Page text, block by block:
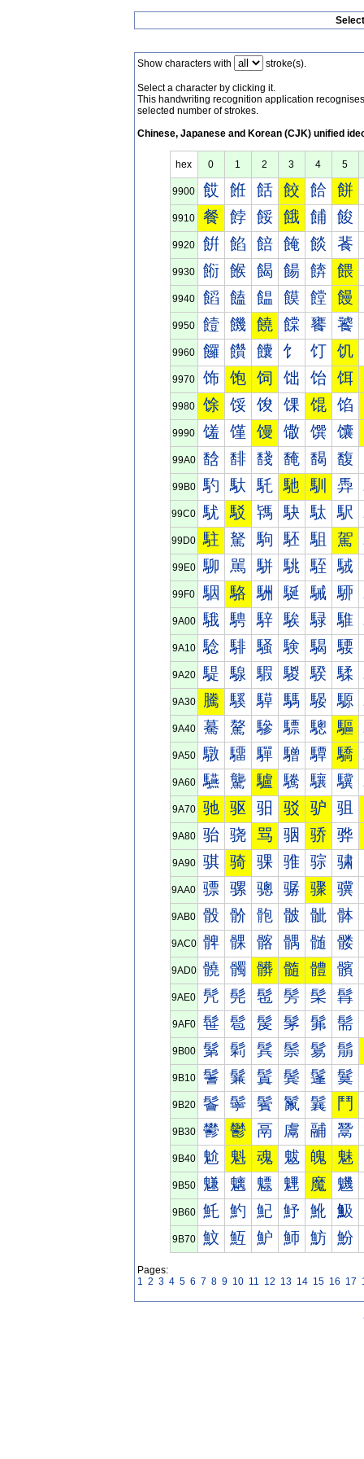
Show characters with stroke(s).
Select a character by clicking it.
This handwriting recognition application
selected number of strokes.
Chinese, Japanese and Korean (CJK) unified
hex 0 1 2 3 4 5
9900 餀 餁 餂 餃 餄 餅
9910 餐 餑 餒 餓 餔 餕
9920 餠 餡 餢 餣 餤 餥
9930 餰 餱 餲 餳 餴 餵
9940 饀 饁 饂 饃 饄 饅
9950 饐 饑 饒 饓 饔 饕
9960 饠 饡 饢 饣 饤 饥
9970 饰 饱 饲 饳 饴 饵
9980 馀 馁 馂 馃 馄 馅
9990 馐 馑 馒 馓 馔 馕
99A0 馠 馡 馢 馣 馤 馥
99B0 馰 馱 馲 馳 馴 馵
99C0 駀 駁 駂 駃 駄 駅
99D0 駐 駑 駒 駓 駔 駕
99E0 駠 駡 駢 駣 駤 駥
99F0 駰 駱 駲 駳 駴 駵
9A00 騀 騁 騂 騃 騄 騅
9A10 騐 騑 騒 験 騔 騕
9A20 騠 騡 騢 騣 騤 騥
9A30 騰 騱 騲 騳 騴 騵
9A40 驀 驁 驂 驃 驄 驅
9A50 驐 驑 驒 驓 驔 驕
9A60 驠 驡 驢 驣 驤 驥
9A70 驰 驱 驲 驳 驴 驵
9A80 骀 骁 骂 骃 骄 骅
9A90 骐 骑 骒 骓 骔 骕
9AA0 骠 骡 骢 骣 骤 骥
9AB0 骰 骱 骲 骳 骴 骵
9AC0 髀 髁 髂 髃 髄 髅
9AD0 髐 髑 髒 髓 體 髕
9AE0 髠 髡 髢 髣 髤 髥
9AF0 髰 髱 髲 髳 髴 髵
9B00 鬀 鬁 鬂 鬃 鬄 鬅
9B10 鬐 鬑 鬒 鬓 鬔 鬕
9B20 鬠 鬡 鬢 鬣 鬤 鬥
9B30 鬰 鬱 鬲 鬳 鬴 鬵
9B40 魀 魁 魂 魃 魄 魅
9B50 魐 魑 魒 魓 魔 魕
9B60 魠 魡 魢 魣 魤 魥
9B70 魰 魱 魲 魳 魴 魵
Pages:
1 2 3 4 5 6 7 8 9 10 11 12 13 14 15 16 17